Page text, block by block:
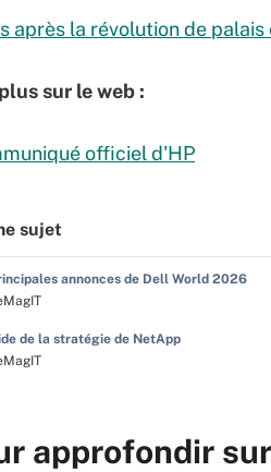
après la révolution de
sur le web :
officiel d'HP
sujet
annonces de Dell World 2026
de la stratégie de NetApp
approfondir